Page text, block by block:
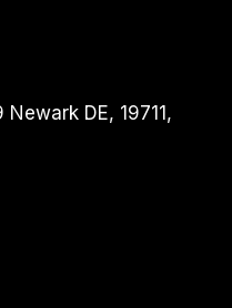
DE, 19711,